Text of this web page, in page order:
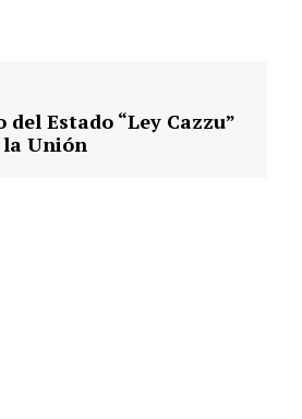
del Estado “Ley Cazzu”
la Unión